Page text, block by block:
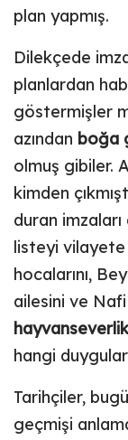
plan yapmış.
Dilekçede
planlardan
göstermişler
azından boğa
olmuş gibiler.
kimden
duran
listeyi
hocalarını,
ailesini ve
hayvanseverlik
hangi
Tarihçiler,
geçmişi